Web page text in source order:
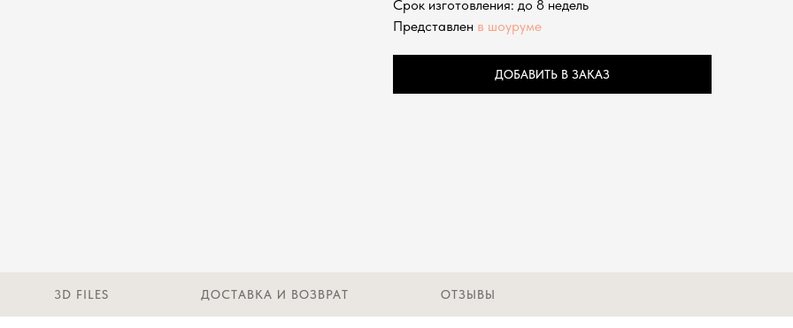
Срок изготовления: до 8 недель
Представлен в шоуруме
ДОБАВИТЬ В ЗАКАЗ
3D FILES ДОСТАВКА И ВОЗВРАТ ОТЗЫВЫ